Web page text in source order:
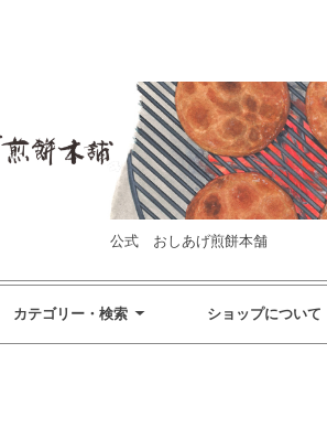
公式 おしあげ煎餅本舗
カテゴリー・検索 ショップについて